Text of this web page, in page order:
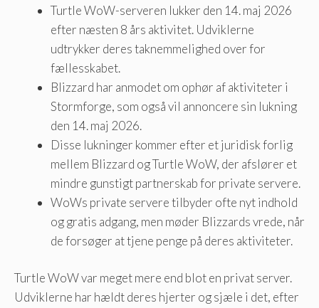
Turtle WoW-serveren lukker den 14. maj 2026
efter næsten 8 års aktivitet. Udviklerne
udtrykker deres taknemmelighed over for
fællesskabet.
Blizzard har anmodet om ophør af aktiviteter i
Stormforge, som også vil annoncere sin lukning
den 14. maj 2026.
Disse lukninger kommer efter et juridisk forlig
mellem Blizzard og Turtle WoW, der afslører et
mindre gunstigt partnerskab for private servere.
WoWs private servere tilbyder ofte nyt indhold
og gratis adgang, men møder Blizzards vrede, når
de forsøger at tjene penge på deres aktiviteter.
Turtle WoW var meget mere end blot en privat server.
Udviklerne har hældt deres hjerter og sjæle i det, efter